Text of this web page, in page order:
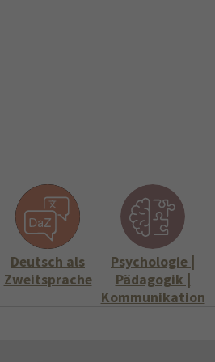
Deutsch als
Zweitsprache
Psychologie |
Pädagogik |
Kommunikation